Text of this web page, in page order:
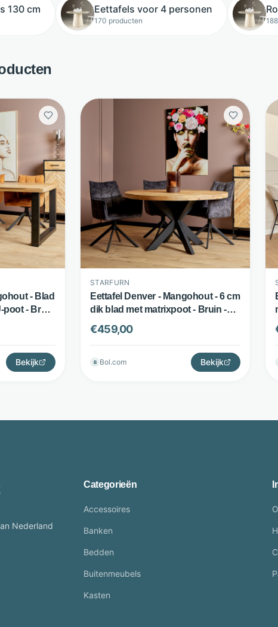
130 cm Eettafels voor 4 personen
170 producten
- Blad
- Bruin
Bekijk
STARFURN
Eettafel Denver - Mangohout - 6 cm
dik blad met matrixpoot - Bruin -
Starfurn
€459,00
B Bol.com Bekijk
Nederland
Categorieën
Accessoires
Banken
Bedden
Buitenmeubels
Kasten